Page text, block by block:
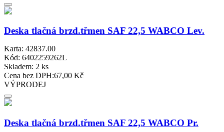
Deska tlačná brzd.třmen SAF 22,5 WABCO Lev.
Karta: 42837.00
Kód: 6402259262L
Skladem: 2 ks
Cena bez DPH:67,00 Kč
VÝPRODEJ
Deska tlačná brzd.třmen SAF 22,5 WABCO Pr.